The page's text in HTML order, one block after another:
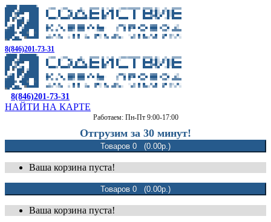
8(846)201-73-31
8(846)201-73-31
НАЙТИ НА КАРТЕ
Работаем: Пн-Пт 9:00-17:00
Отгрузим за 30 минут!
Товаров 0 (0.00р.)
Ваша корзина пуста!
Товаров 0 (0.00р.)
Ваша корзина пуста!